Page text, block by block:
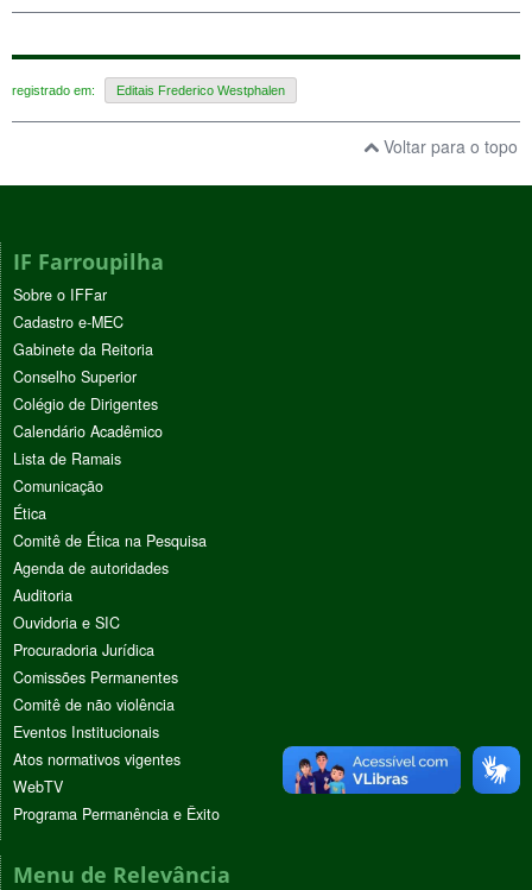
registrado em: Editais Frederico Westphalen
Voltar para o topo
IF Farroupilha
Sobre o IFFar
Cadastro e-MEC
Gabinete da Reitoria
Conselho Superior
Colégio de Dirigentes
Calendário Acadêmico
Lista de Ramais
Comunicação
Ética
Comitê de Ética na Pesquisa
Agenda de autoridades
Auditoria
Ouvidoria e SIC
Procuradoria Jurídica
Comissões Permanentes
Comitê de não violência
Eventos Institucionais
Atos normativos vigentes
WebTV
Programa Permanência e Êxito
Menu de Relevância